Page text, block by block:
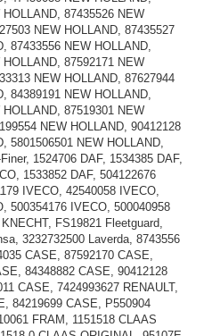
87435526 NEW
NEW HOLLAND, 87435527
87433556 NEW HOLLAND,
87592171 NEW
NEW HOLLAND, 87627944
84389191 NEW HOLLAND,
87519301 NEW
NEW HOLLAND, 90412128
5801506501 NEW HOLLAND,
1524706 DAF, 1534385 DAF,
1533852 DAF, 504122676
IVECO, 42540058 IVECO,
500354176 IVECO, 500040958
FS19821 Fleetguard,
3232732500 Laverda, 8743556
CASE, 87592170 CASE,
84348882 CASE, 90412128
CASE, 7424993627 RENAULT,
84219699 CASE, P550904
FRAM, 1151518 CLAAS